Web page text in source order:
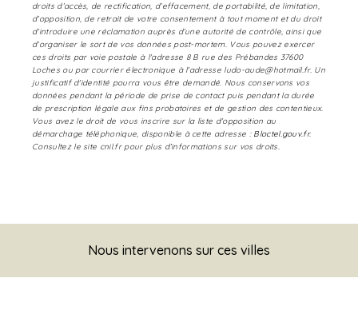
droits d’accès, de rectification, d’effacement, de portabilité, de limitation,
d’opposition, de retrait de votre consentement à tout moment et du droit
d’introduire une réclamation auprès d’une autorité de contrôle, ainsi que
d’organiser le sort de vos données post-mortem. Vous pouvez exercer
ces droits par voie postale à l'adresse 8 B rue des Prébandes 37600
Loches ou par courrier électronique à l'adresse ludo-aude@hotmail.fr. Un
justificatif d'identité pourra vous être demandé. Nous conservons vos
données pendant la période de prise de contact puis pendant la durée
de prescription légale aux fins probatoires et de gestion des contentieux.
Vous avez le droit de vous inscrire sur la liste d'opposition au
démarchage téléphonique, disponible à cette adresse : Bloctel.gouv.fr.
Consultez le site cnil.fr pour plus d’informations sur vos droits.
Nous intervenons sur ces villes